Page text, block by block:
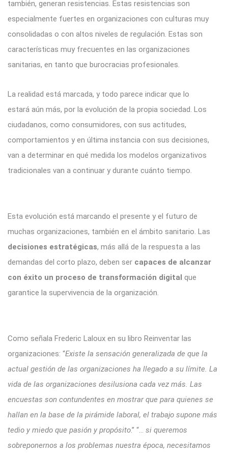
también, generan resistencias. Estas resistencias son
especialmente fuertes en organizaciones con culturas muy
consolidadas o con altos niveles de regulación. Estas son
características muy frecuentes en las organizaciones
sanitarias, en tanto que burocracias profesionales.
La realidad está marcada, y todo parece indicar que lo
estará aún más, por la evolución de la propia sociedad. Los
ciudadanos, como consumidores, con sus actitudes,
comportamientos y en última instancia con sus decisiones,
van a determinar en qué medida los modelos organizativos
tradicionales van a continuar y durante cuánto tiempo.
Esta evolución está marcando el presente y el futuro de
muchas organizaciones, también en el ámbito sanitario. Las
decisiones estratégicas, más allá de la respuesta a las
demandas del corto plazo, deben ser capaces de alcanzar
con éxito un proceso de transformación digital que
garantice la supervivencia de la organización.
Como señala Frederic Laloux en su libro Reinventar las
organizaciones: “Existe la sensación generalizada de que la
actual gestión de las organizaciones ha llegado a su límite. La
vida de las organizaciones desilusiona cada vez más. Las
encuestas son contundentes en mostrar que para quienes se
hallan en la base de la pirámide laboral, el trabajo supone más
tedio y miedo que pasión y propósito.” “… si queremos
sobreponernos a los problemas nuestra época, necesitamos